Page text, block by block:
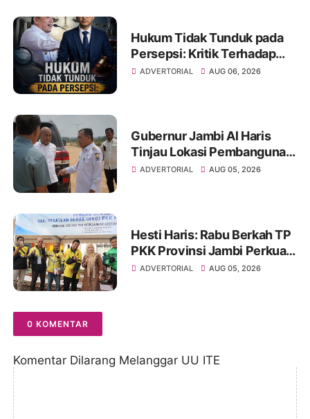
Hukum Tidak Tunduk pada
Persepsi: Kritik Terhadap
Monopoli Kebenaran oleh
ADVERTORIAL AUG 06, 2026
Gubernur Jambi Al Haris
Tinjau Lokasi Pembangunan
Sekolah Rakyat dan Lokasi
ADVERTORIAL AUG 05, 2026
Hesti Haris: Rabu Berkah TP
PKK Provinsi Jambi Perkuat
Literasi Keuangan dan
ADVERTORIAL AUG 05, 2026
0 KOMENTAR
Komentar Dilarang Melanggar UU ITE